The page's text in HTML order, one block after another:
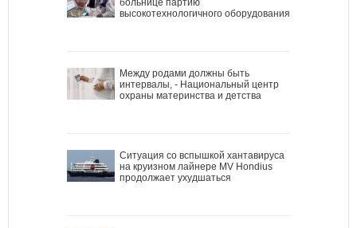
высокотехнологичного оборудования
Между родами должны быть
интервалы, - Национальный центр
охраны материнства и детства
Ситуация со вспышкой хантавируса
на круизном лайнере MV Hondius
продолжает ухудшаться